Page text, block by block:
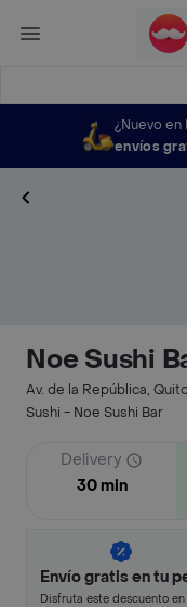
¿Nuevo en
envíos
Noe Sushi
Av. de la República, Quito
Sushi - Noe Sushi Bar
Delivery
30 min
Envío gratis en tu
Disfruta este descuento